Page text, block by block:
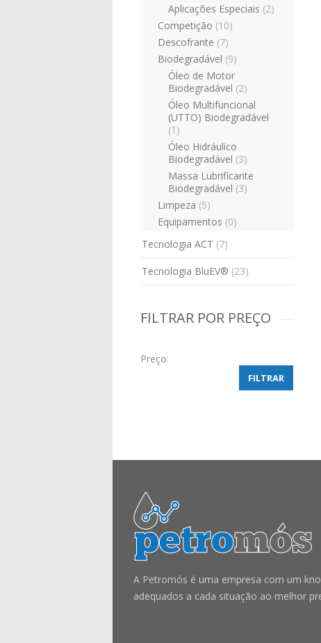
Aplicações Especiais (2)
Competição (10)
Descofrante (7)
Biodegradável (9)
Óleo de Motor
Biodegradável (2)
Óleo Multifuncional
(UTTO) Biodegradável
(1)
Óleo Hidráulico
Biodegradável (3)
Massa Lubrificante
Biodegradável (3)
Limpeza (5)
Equipamentos (0)
Tecnologia ACT (7)
Tecnologia BluEV® (23)
FILTRAR POR PREÇO
Preço:
FILTRAR
A Petromós é uma empresa com um
adequados a cada situação ao melhor